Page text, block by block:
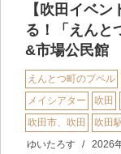
【吹田イベ
る！「えんと
&市場公民館
えんとつ町のプペル
メイシアター
吹田
吹田市、吹田
吹田
ゆいたろす
2026